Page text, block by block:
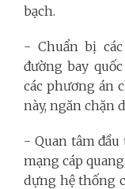
bạch.
- Chuẩn bị
đường bay
các phương án
này, ngăn chặn
- Quan tâm
mạng cáp
dựng hệ thống